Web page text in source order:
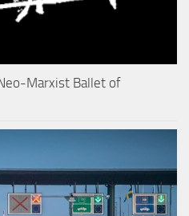
Marxist Ballet of